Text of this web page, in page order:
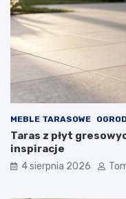
MEBLE TARASOWE
Taras z płyt
inspiracje
4 sierpnia 2026